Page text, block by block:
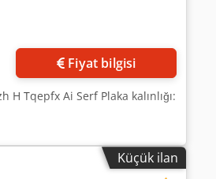
Fiyat bilgisi
H Tqepfx Ai Serf Plaka kalınlığı:
Küçük ilan